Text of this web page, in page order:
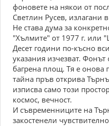
фоновете на някои от
Светлин Русев, излагани
Не става дума за
"Хълмите" от 1977 г. или
Десет години по-късно
указания изчезват.
багрена площ. Тя е
тайна пръв открива
изписва само този
космос, вечност.
И съвременниците на
закостенели